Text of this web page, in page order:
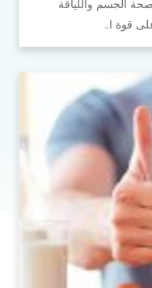
الجسم واللياقة
قوة ا…